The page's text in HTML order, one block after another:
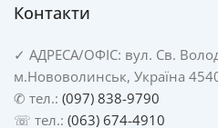
Контакти
✓ АДРЕСА/ОФІС: вул. Св.
м.Нововолинськ, Україна
✆ тел.: (097) 838-9790
☏ тел.: (063) 674-4910